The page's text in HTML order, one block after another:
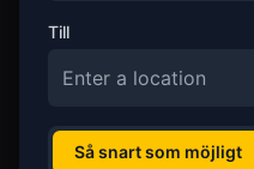
Till
Så snart som möjligt